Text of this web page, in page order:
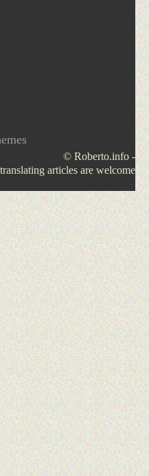
© Roberto.info -
articles are welcome